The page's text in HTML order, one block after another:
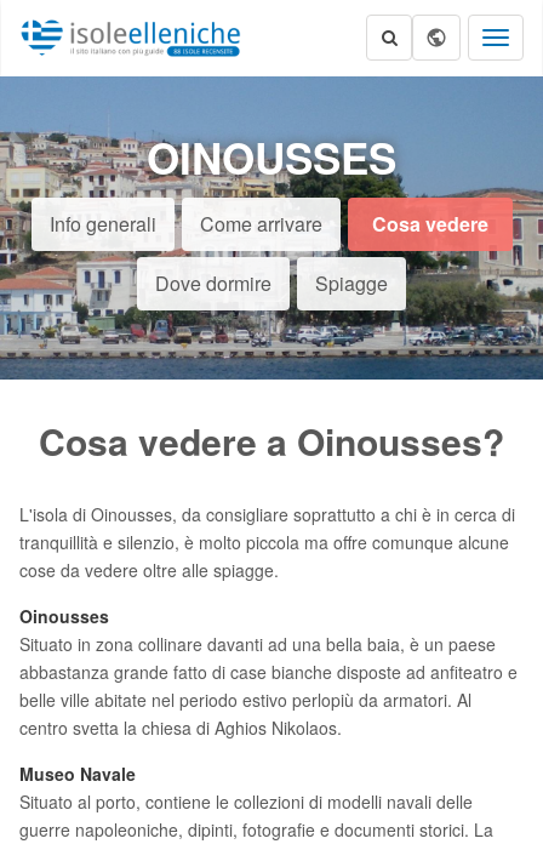
OINOUSSES
Info generali Come arrivare Cosa vedere
Dove dormire Spiagge
Cosa vedere a Oinousses?
L'isola di Oinousses, da consigliare soprattutto a chi è in cerca di
tranquillità e silenzio, è molto piccola ma offre comunque alcune
cose da vedere oltre alle spiagge.
Oinousses
Situato in zona collinare davanti ad una bella baia, è un paese
abbastanza grande fatto di case bianche disposte ad anfiteatro e
belle ville abitate nel periodo estivo perlopiù da armatori. Al
centro svetta la chiesa di Aghios Nikolaos.
Museo Navale
Situato al porto, contiene le collezioni di modelli navali delle
guerre napoleoniche, dipinti, fotografie e documenti storici. La